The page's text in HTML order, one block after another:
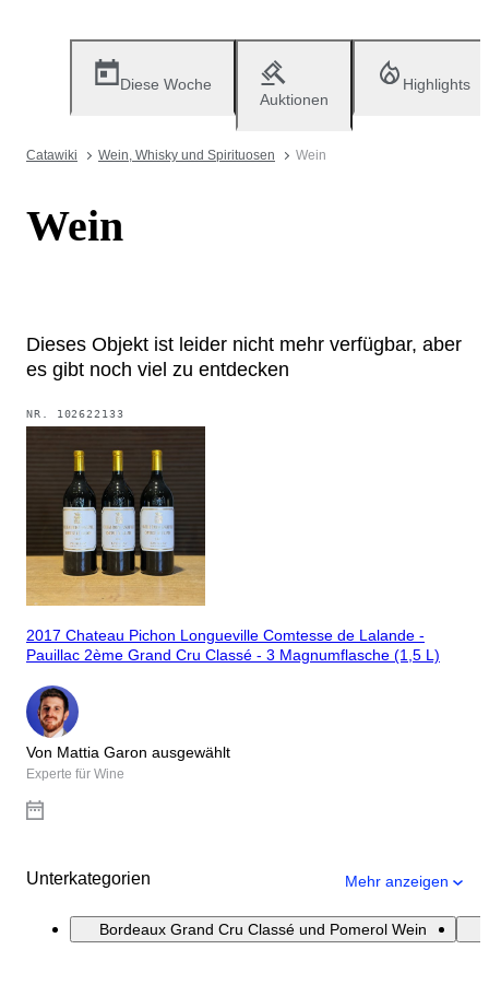
Diese Woche
Auktionen
Highlights
Catawiki Wein, Whisky und Spirituosen Wein
Wein
Dieses Objekt ist leider nicht mehr verfügbar, aber
es gibt noch viel zu entdecken
NR. 102622133
2017 Chateau Pichon Longueville Comtesse de Lalande -
Pauillac 2ème Grand Cru Classé - 3 Magnumflasche (1,5 L)
Von Mattia Garon ausgewählt
Experte für Wine
Unterkategorien Mehr anzeigen
Bordeaux Grand Cru Classé und Pomerol Wein